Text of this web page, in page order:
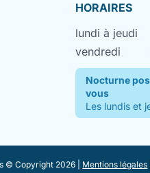
HORAIRES
lundi à jeudi
vendredi
Nocturne
vous
Les lundis et
© Copyright 2026 | Mentions légales